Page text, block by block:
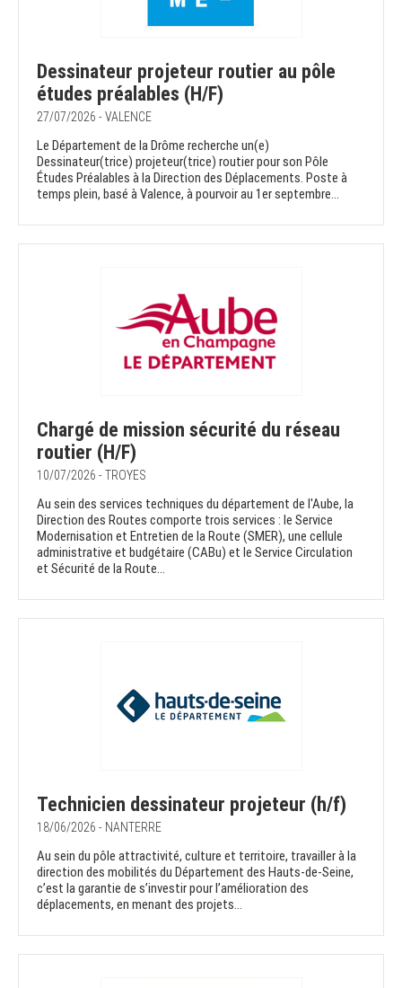
Dessinateur projeteur routier au pôle
études préalables (H/F)
27/07/2026 - VALENCE
Le Département de la Drôme recherche un(e)
Dessinateur(trice) projeteur(trice) routier pour son Pôle
Études Préalables à la Direction des Déplacements. Poste à
temps plein, basé à Valence, à pourvoir au 1er septembre...
Chargé de mission sécurité du réseau
routier (H/F)
10/07/2026 - TROYES
Au sein des services techniques du département de l'Aube, la
Direction des Routes comporte trois services : le Service
Modernisation et Entretien de la Route (SMER), une cellule
administrative et budgétaire (CABu) et le Service Circulation
et Sécurité de la Route...
Technicien dessinateur projeteur (h/f)
18/06/2026 - NANTERRE
Au sein du pôle attractivité, culture et territoire, travailler à la
direction des mobilités du Département des Hauts-de-Seine,
c’est la garantie de s’investir pour l’amélioration des
déplacements, en menant des projets...